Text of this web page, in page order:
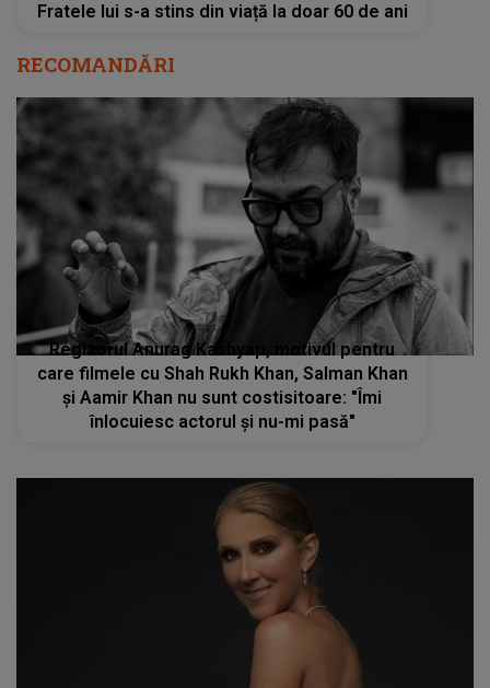
Fratele lui s-a stins din viață la doar 60 de ani
RECOMANDĂRI
Regizorul Anurag Kashyap, motivul pentru
care filmele cu Shah Rukh Khan, Salman Khan
și Aamir Khan nu sunt costisitoare: "Îmi
înlocuiesc actorul și nu-mi pasă"